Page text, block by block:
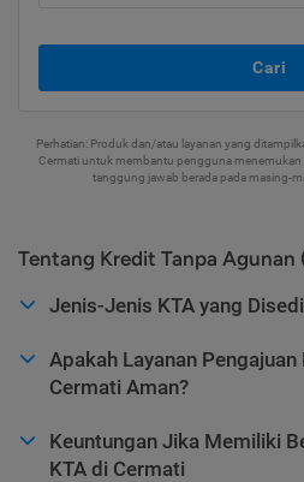
Cari
Perhatian: Produk dan/atau layanan yang
Cermati untuk membantu pengguna menemukan
tanggung jawab berada pada masing-
Tentang Kredit Tanpa Agunan
Jenis-Jenis KTA yang
Apakah Layanan
Cermati Aman?
Keuntungan Jika Memiliki
KTA di Cermati